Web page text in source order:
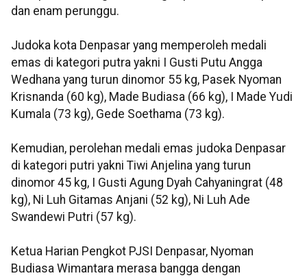
dan enam perunggu.
Judoka kota Denpasar yang memperoleh medali
emas di kategori putra yakni I Gusti Putu Angga
Wedhana yang turun dinomor 55 kg, Pasek Nyoman
Krisnanda (60 kg), Made Budiasa (66 kg), I Made Yudi
Kumala (73 kg), Gede Soethama (73 kg).
Kemudian, perolehan medali emas judoka Denpasar
di kategori putri yakni Tiwi Anjelina yang turun
dinomor 45 kg, I Gusti Agung Dyah Cahyaningrat (48
kg), Ni Luh Gitamas Anjani (52 kg), Ni Luh Ade
Swandewi Putri (57 kg).
Ketua Harian Pengkot PJSI Denpasar, Nyoman
Budiasa Wimantara merasa bangga dengan